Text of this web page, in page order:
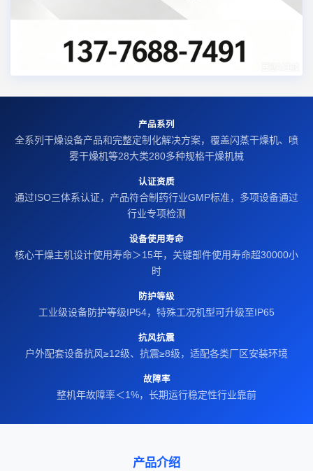
产品系列
全系列干燥设备产品和完整定制化解决方案，覆盖闪蒸干燥机、喷
雾干燥机等28大类280多种规格干燥机械
认证资质
通过ISO三体系认证，产品符合制药行业GMP标准，多项设备通过
行业专项检测
设备使用寿命
核心干燥主机设计使用寿命＞15年，关键部件使用寿命超30000小
时
防护等级
工业级设备防护等级IP54，特殊工况机型可升级至IP65
抗风抗震
户外配套设备抗风≥12级、抗震≥8级，适配各类厂区安装环境
故障率
整机年故障率＜1%，长期运行稳定性行业靠前
产品介绍